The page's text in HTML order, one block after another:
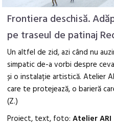
Frontiera deschisă.
pe traseul de patinaj
Un altfel de zid, azi când nu
simpatic de-a vorbi despre
și o instalație artistică. Atelier
care te protejează, o barieră
(Z.)
Proiect, text, foto:Atelier ARI